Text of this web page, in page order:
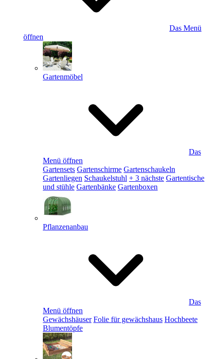
Das Menü
öffnen
Gartenmöbel
Das
Menü öffnen
Gartensets Gartenschirme Gartenschaukeln
Gartenliegen Schaukelstuhl + 3 nächste Gartentische
und stühle Gartenbänke Gartenboxen
Pflanzenanbau
Das
Menü öffnen
Gewächshäuser Folie für gewächshaus Hochbeete
Blumentöpfe